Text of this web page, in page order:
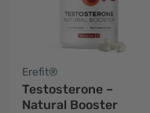
Erefit®
Testosterone –
Natural Booster